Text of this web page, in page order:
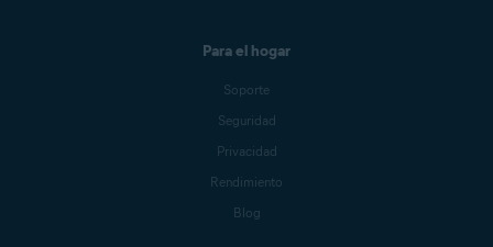
Para el hogar
Soporte
Seguridad
Privacidad
Rendimiento
Blog